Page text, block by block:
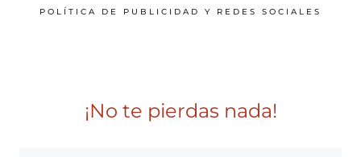
POLÍTICA DE PUBLICIDAD Y REDES SOCIALES
¡No te pierdas nada!